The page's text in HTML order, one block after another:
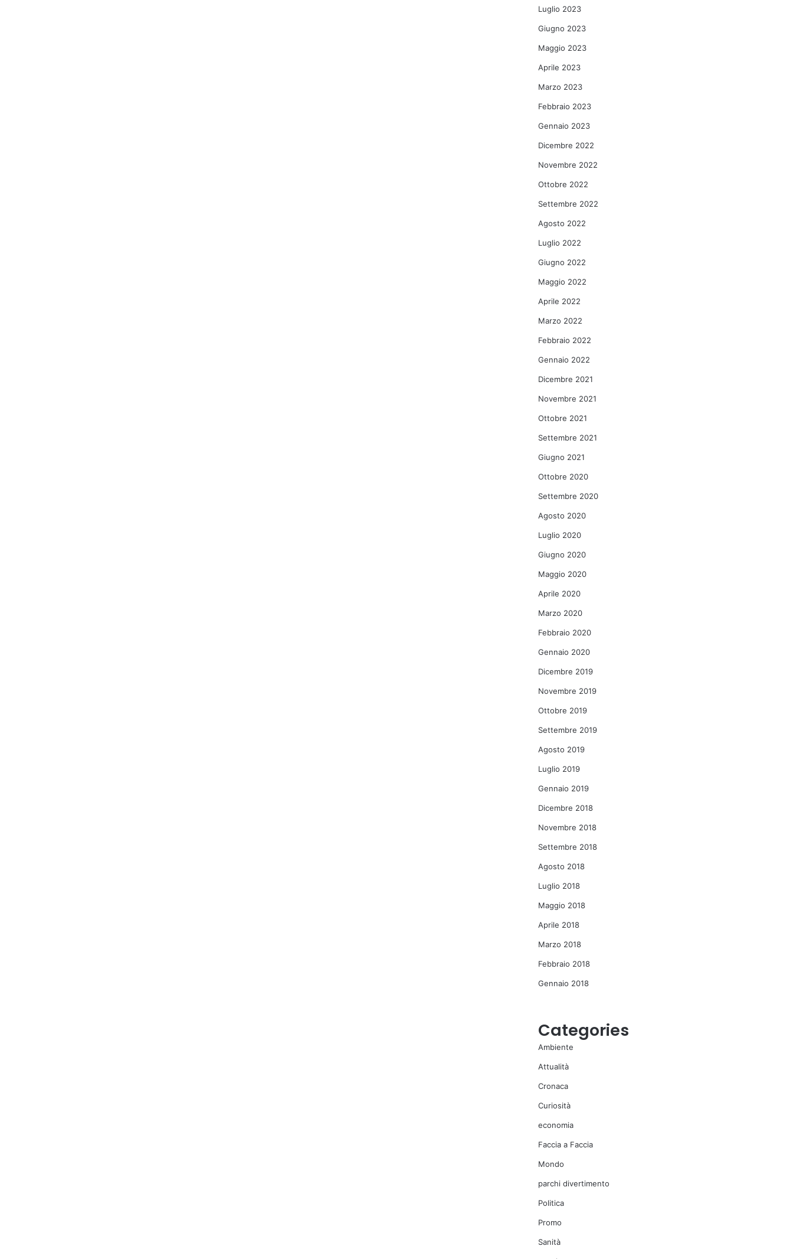
Luglio 2023
Giugno 2023
Maggio 2023
Aprile 2023
Marzo 2023
Febbraio 2023
Gennaio 2023
Dicembre 2022
Novembre 2022
Ottobre 2022
Settembre 2022
Agosto 2022
Luglio 2022
Giugno 2022
Maggio 2022
Aprile 2022
Marzo 2022
Febbraio 2022
Gennaio 2022
Dicembre 2021
Novembre 2021
Ottobre 2021
Settembre 2021
Giugno 2021
Ottobre 2020
Settembre 2020
Agosto 2020
Luglio 2020
Giugno 2020
Maggio 2020
Aprile 2020
Marzo 2020
Febbraio 2020
Gennaio 2020
Dicembre 2019
Novembre 2019
Ottobre 2019
Settembre 2019
Agosto 2019
Luglio 2019
Gennaio 2019
Dicembre 2018
Novembre 2018
Settembre 2018
Agosto 2018
Luglio 2018
Maggio 2018
Aprile 2018
Marzo 2018
Febbraio 2018
Gennaio 2018
Categories
Ambiente
Attualità
Cronaca
Curiosità
economia
Faccia a Faccia
Mondo
parchi divertimento
Politica
Promo
Sanità